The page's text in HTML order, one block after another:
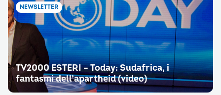
NEWSLETTER
TV2000 ESTERI – Today: Sudafrica, i
fantasmi dell’apartheid (video)